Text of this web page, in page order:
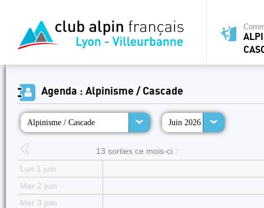
Agenda : Alpinisme / Cascade
Alpinisme / Cascade Juin 2026
13 sorties ce mois-ci :
Lun 1 juin
Mar 2 juin
Mer 3 juin